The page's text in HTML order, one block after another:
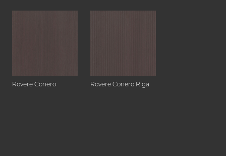
Rovere Conero Rovere Conero Riga